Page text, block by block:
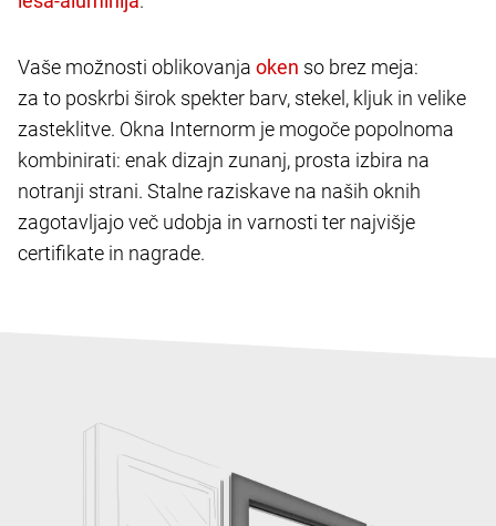
Vaše možnosti oblikovanja
so brez meja:
za to poskrbi širok spekter barv, stekel, kljuk in velike
zasteklitve. Okna Internorm je mogoče popolnoma
kombinirati: enak dizajn zunanj, prosta izbira na
notranji strani. Stalne raziskave na naših oknih
zagotavljajo več udobja in varnosti ter najvišje
certifikate in nagrade.